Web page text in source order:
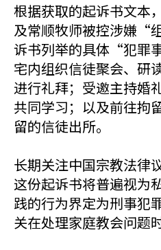
根据获取的起诉书文本
及常顺牧师被控涉嫌“
诉书列举的具体“犯罪
宅内组织信徒聚会、研
进行礼拜；受邀主持婚
共同学习；以及前往拘
留的信徒出所。
长期关注中国宗教法律
这份起诉书将普遍视为
践的行为界定为刑事犯
关在处理家庭教会问题